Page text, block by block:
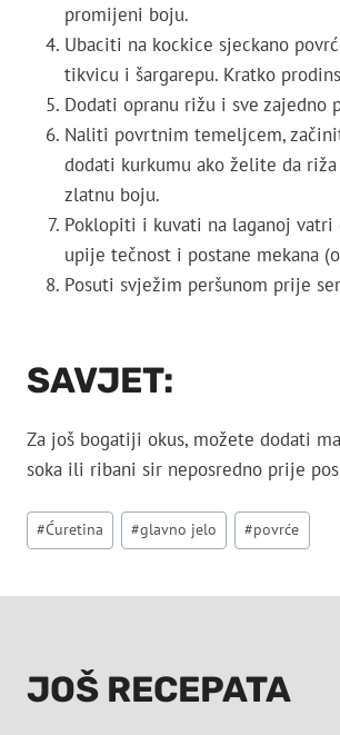
promijeni boju.
Ubaciti na kockice sjeckano
tikvicu i šargarepu. Kratko
Dodati opranu rižu i sve zajedno
Naliti povrtnim temeljcem,
dodati kurkumu ako želite da
zlatnu boju.
Poklopiti i kuvati na laganoj vatri
upije tečnost i postane mekana
Posuti svježim peršunom prije
SAVJET:
Za još bogatiji okus, možete dodati
soka ili ribani sir neposredno prije
Post
Tags:
#Ćuretina #glavno jelo #povrće
JOŠ RECEPATA